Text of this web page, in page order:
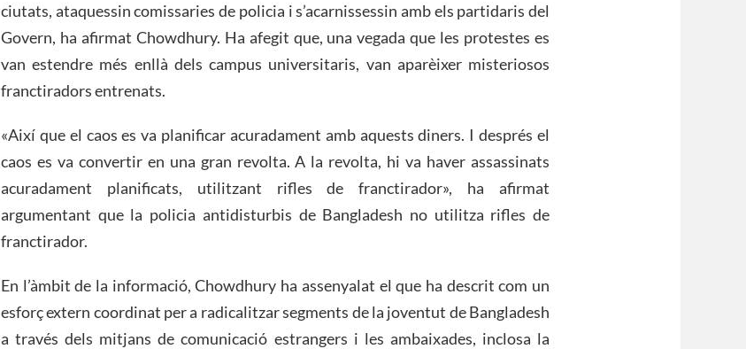
ciutats, ataquessin comissaries de policia i s’acarnissessin amb els partidaris del
Govern, ha afirmat Chowdhury. Ha afegit que, una vegada que les protestes es
van estendre més enllà dels campus universitaris, van aparèixer misteriosos
franctiradors entrenats.
«Així que el caos es va planificar acuradament amb aquests diners. I després el
caos es va convertir en una gran revolta. A la revolta, hi va haver assassinats
acuradament planificats, utilitzant rifles de franctirador», ha afirmat
argumentant que la policia antidisturbis de Bangladesh no utilitza rifles de
franctirador.
En l’àmbit de la informació, Chowdhury ha assenyalat el que ha descrit com un
esforç extern coordinat per a radicalitzar segments de la joventut de Bangladesh
a través dels mitjans de comunicació estrangers i les ambaixades, inclosa la